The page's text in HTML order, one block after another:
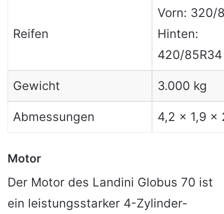
Reifen
Vorn: 320/
Hinten:
420/85R34
Gewicht 3.000 kg
Abmessungen 4,2 x 1,9 x
Motor
Der Motor des Landini Globus 70 ist
ein leistungsstarker 4-Zylinder-